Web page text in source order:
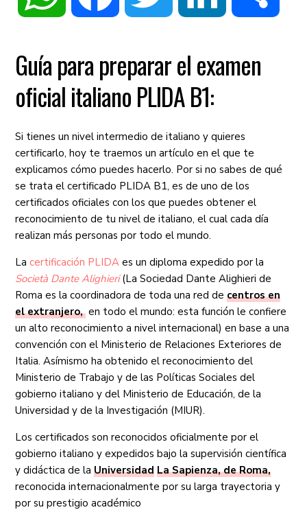
Guía para preparar el examen
oficial italiano PLIDA B1:
Si tienes un nivel intermedio de italiano y quieres
certificarlo, hoy te traemos un artículo en el que te
explicamos cómo puedes hacerlo. Por si no sabes de qué
se trata el certificado PLIDA B1, es de uno de los
certificados oficiales con los que puedes obtener el
reconocimiento de tu nivel de italiano, el cual cada día
realizan más personas por todo el mundo.
Lacertificación PLIDA es un diploma expedido por la
Società Dante Alighieri(La Sociedad Dante Alighieri de
Roma es la coordinadora de toda una red decentros en
el extranjero, en todo el mundo: esta función le confiere
un alto reconocimiento a nivel internacional) en base a una
convención con el Ministerio de Relaciones Exteriores de
Italia. Asímismo ha obtenido el reconocimiento del
Ministerio de Trabajo y de las Políticas Sociales del
gobierno italiano y del Ministerio de Educación, de la
Universidad y de la Investigación (MIUR).
Los certificados son reconocidos oficialmente por el
gobierno italiano y expedidos bajo la supervisión científica
y didáctica de laUniversidad La Sapienza, de Roma,
reconocida internacionalmente por su larga trayectoria y
por su prestigio académico